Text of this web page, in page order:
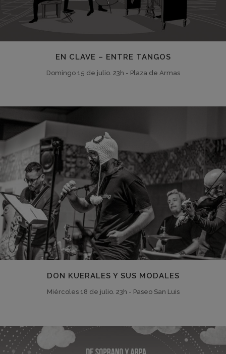
EN CLAVE – ENTRE TANGOS
Domingo 15 de julio. 23h - Plaza de Armas
DON KUERALES Y SUS MODALES
Miércoles 18 de julio. 23h - Paseo San Luis